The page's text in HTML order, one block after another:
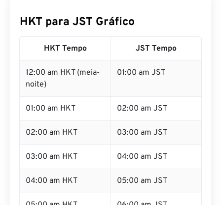
HKT para JST Gráfico
HKT Tempo JST Tempo
12:00 am HKT (meia-
noite)
01:00 am JST
01:00 am HKT 02:00 am JST
02:00 am HKT 03:00 am JST
03:00 am HKT 04:00 am JST
04:00 am HKT 05:00 am JST